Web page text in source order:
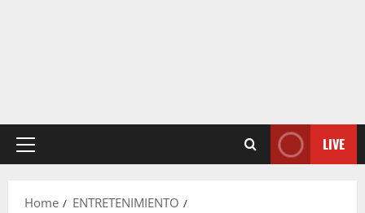
Primary
LIVE
Home
ENTRETENIMIENTO